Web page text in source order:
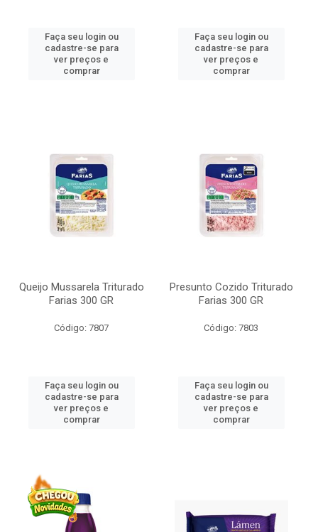
Faça seu login ou
cadastre-se para
ver preços e
comprar
Faça seu login ou
cadastre-se para
ver preços e
comprar
Queijo Mussarela Triturado
Farias 300 GR
Código: 7807
Faça seu login ou
cadastre-se para
ver preços e
comprar
Presunto Cozido Triturado
Farias 300 GR
Código: 7803
Faça seu login ou
cadastre-se para
ver preços e
comprar